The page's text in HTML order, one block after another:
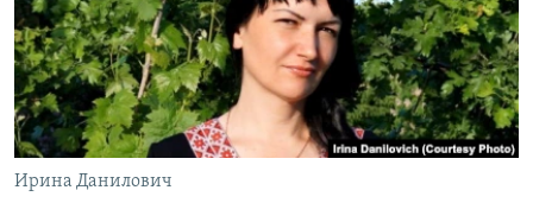
ПОБЕДИТЕЛЕЙ НЕ СУДЯТ?
КРЫМ.НЕПОКОРЕННЫЙ
ELIFBE
УКРАИНСКАЯ ПРОБЛЕМА КРЫМА
ПРИСОЕДИНЯЙТЕСЬ!
Все сайты RFE/RL
Ирина Данилович